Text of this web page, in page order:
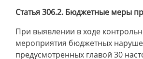
Статья 306.2. Бюджетные меры
При выявлении в ходе
мероприятия бюджетных
предусмотренных главой 30